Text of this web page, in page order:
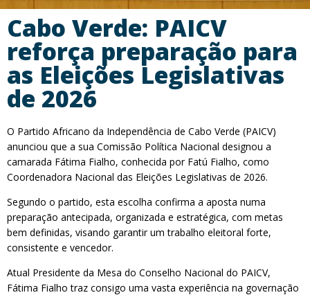
Cabo Verde: PAICV
reforça preparação para
as Eleições Legislativas
de 2026
O Partido Africano da Independência de Cabo Verde (PAICV)
anunciou que a sua Comissão Política Nacional designou a
camarada Fátima Fialho, conhecida por Fatú Fialho, como
Coordenadora Nacional das Eleições Legislativas de 2026.
Segundo o partido, esta escolha confirma a aposta numa
preparação antecipada, organizada e estratégica, com metas
bem definidas, visando garantir um trabalho eleitoral forte,
consistente e vencedor.
Atual Presidente da Mesa do Conselho Nacional do PAICV,
Fátima Fialho traz consigo uma vasta experiência na governação